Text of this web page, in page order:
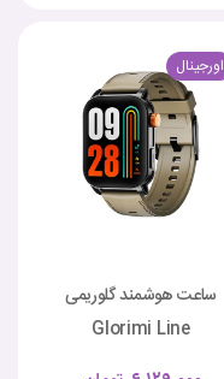
اورجینال
ساعت هوشمند گلوریمی
Glorimi Line